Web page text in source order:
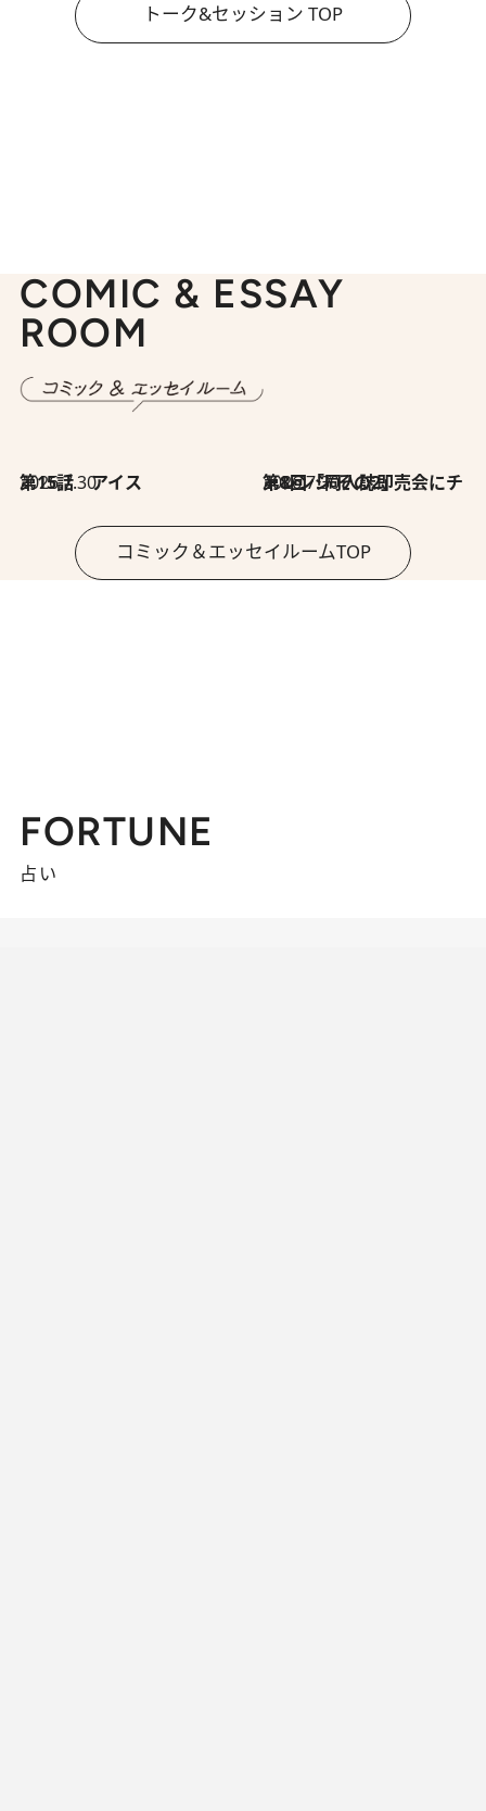
トーク&セッション TOP
COMIC & ESSAY
ROOM
2026.7.30
第15話 アイス 2026.7.30
第8回「同人誌即売会にチャレンジ その2」
コミック＆エッセイルームTOP
FORTUNE
占い